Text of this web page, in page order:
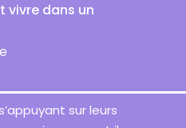
vivre dans un
sur leurs